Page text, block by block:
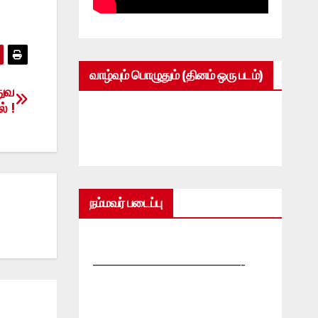
!
வாழ்வும் பொழுதும் (தினம் ஒரு படம்)
நம்மவர் படைப்பு
—————————————-